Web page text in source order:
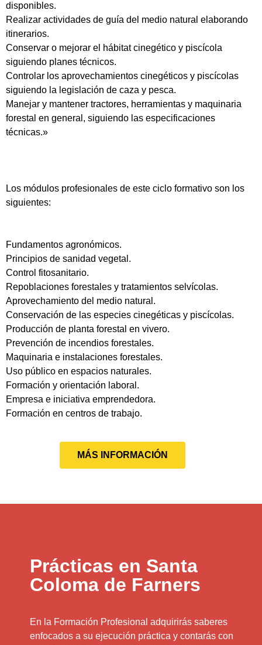
disponibles.
Realizar actividades de guía del medio natural elaborando
itinerarios.
Conservar o mejorar el hábitat cinegético y piscícola
siguiendo planes técnicos.
Controlar los aprovechamientos cinegéticos y piscícolas
siguiendo la legislación de caza y pesca.
Manejar y mantener tractores, herramientas y maquinaria
forestal en general, siguiendo las especificaciones
técnicas.»
Los módulos profesionales de este ciclo formativo son los
siguientes:
Fundamentos agronómicos.
Principios de sanidad vegetal.
Control fitosanitario.
Repoblaciones forestales y tratamientos selvícolas.
Aprovechamiento del medio natural.
Conservación de las especies cinegéticas y piscícolas.
Producción de planta forestal en vivero.
Prevención de incendios forestales.
Maquinaria e instalaciones forestales.
Uso público en espacios naturales.
Formación y orientación laboral.
Empresa e iniciativa emprendedora.
Formación en centros de trabajo.
MÁS INFORMACIÓN
Prácticas en Santa
Coloma de Farners
En la Formación Profesional adquirirás saberes
enfocados a su ejecución práctica y contarás con